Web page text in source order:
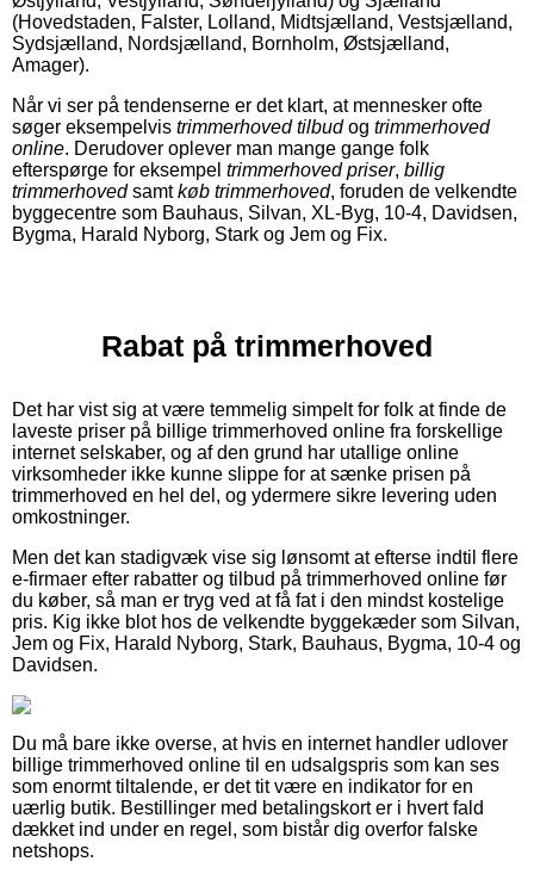
(Hovedstaden, Falster, Lolland, Midtsjælland, Vestsjælland,
Sydsjælland, Nordsjælland, Bornholm, Østsjælland,
Amager).
Når vi ser på tendenserne er det klart, at mennesker ofte
søger eksempelvis trimmerhoved tilbudog trimmerhoved
online. Derudover oplever man mange gange folk
efterspørge for eksempel trimmerhoved priser, billig
trimmerhovedsamtkøb trimmerhoved, foruden de velkendte
byggecentre som Bauhaus, Silvan, XL-Byg, 10-4, Davidsen,
Bygma, Harald Nyborg, Stark og Jem og Fix.
Rabat på trimmerhoved
Det har vist sig at være temmelig simpelt for folk at finde de
laveste priser på billige trimmerhoved online fra forskellige
internet selskaber, og af den grund har utallige online
virksomheder ikke kunne slippe for at sænke prisen på
trimmerhoved en hel del, og ydermere sikre levering uden
omkostninger.
Men det kan stadigvæk vise sig lønsomt at efterse indtil flere
e-firmaer efter rabatter og tilbud på trimmerhoved online før
du køber, så man er tryg ved at få fat i den mindst kostelige
pris. Kig ikke blot hos de velkendte byggekæder som Silvan,
Jem og Fix, Harald Nyborg, Stark, Bauhaus, Bygma, 10-4 og
Davidsen.
Du må bare ikke overse, at hvis en internet handler udlover
billige trimmerhoved online til en udsalgspris som kan ses
som enormt tiltalende, er det tit være en indikator for en
uærlig butik. Bestillinger med betalingskort er i hvert fald
dækket ind under en regel, som bistår dig overfor falske
netshops.